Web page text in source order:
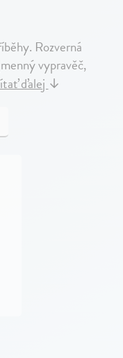
Rozverná
vypravěč,
ďalej ↓